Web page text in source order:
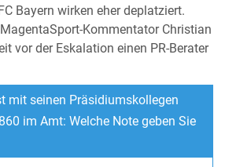
Bayern wirken eher deplatziert.
Kommentator Christian
vor der Eskalation einen PR-Berater
mit seinen Präsidiumskollegen
im Amt: Welche Note geben Sie